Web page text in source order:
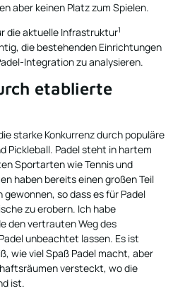
aber keinen Platz zum Spielen.
dieaktuelle Infrastruktur1
die bestehenden Einrichtungen
Integration zu analysieren.
etablierte
starke Konkurrenz durch populäre
Pickleball. Padel steht in hartem
Sportarten wie Tennis und
haben bereits einen großen Teil
so dass es für Padel
zu erobern. Ich habe
den vertrauten Weg des
unbeachtet lassen. Es ist
wie viel Spaß Padel macht, aber
versteckt, wo die
ist.